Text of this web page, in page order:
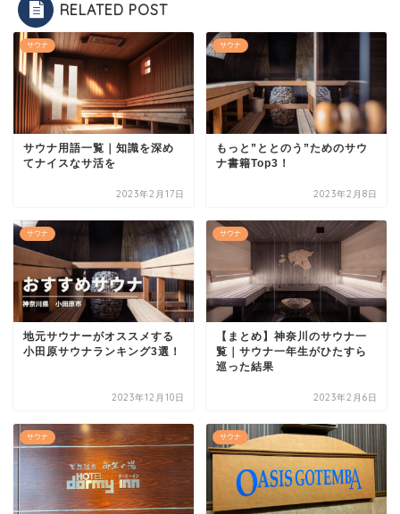
RELATED POST
サウナ
サウナ用語一覧｜知識を深め
てナイスなサ活を
2023年2月17日
サウナ
もっと”ととのう”ためのサウ
ナ書籍Top3！
2023年2月8日
サウナ
地元サウナーがオススメする
小田原サウナランキング3選！
2023年12月10日
サウナ
【まとめ】神奈川のサウナ一
覧｜サウナ一年生がひたすら
巡った結果
2023年2月6日
サウナ サウナ